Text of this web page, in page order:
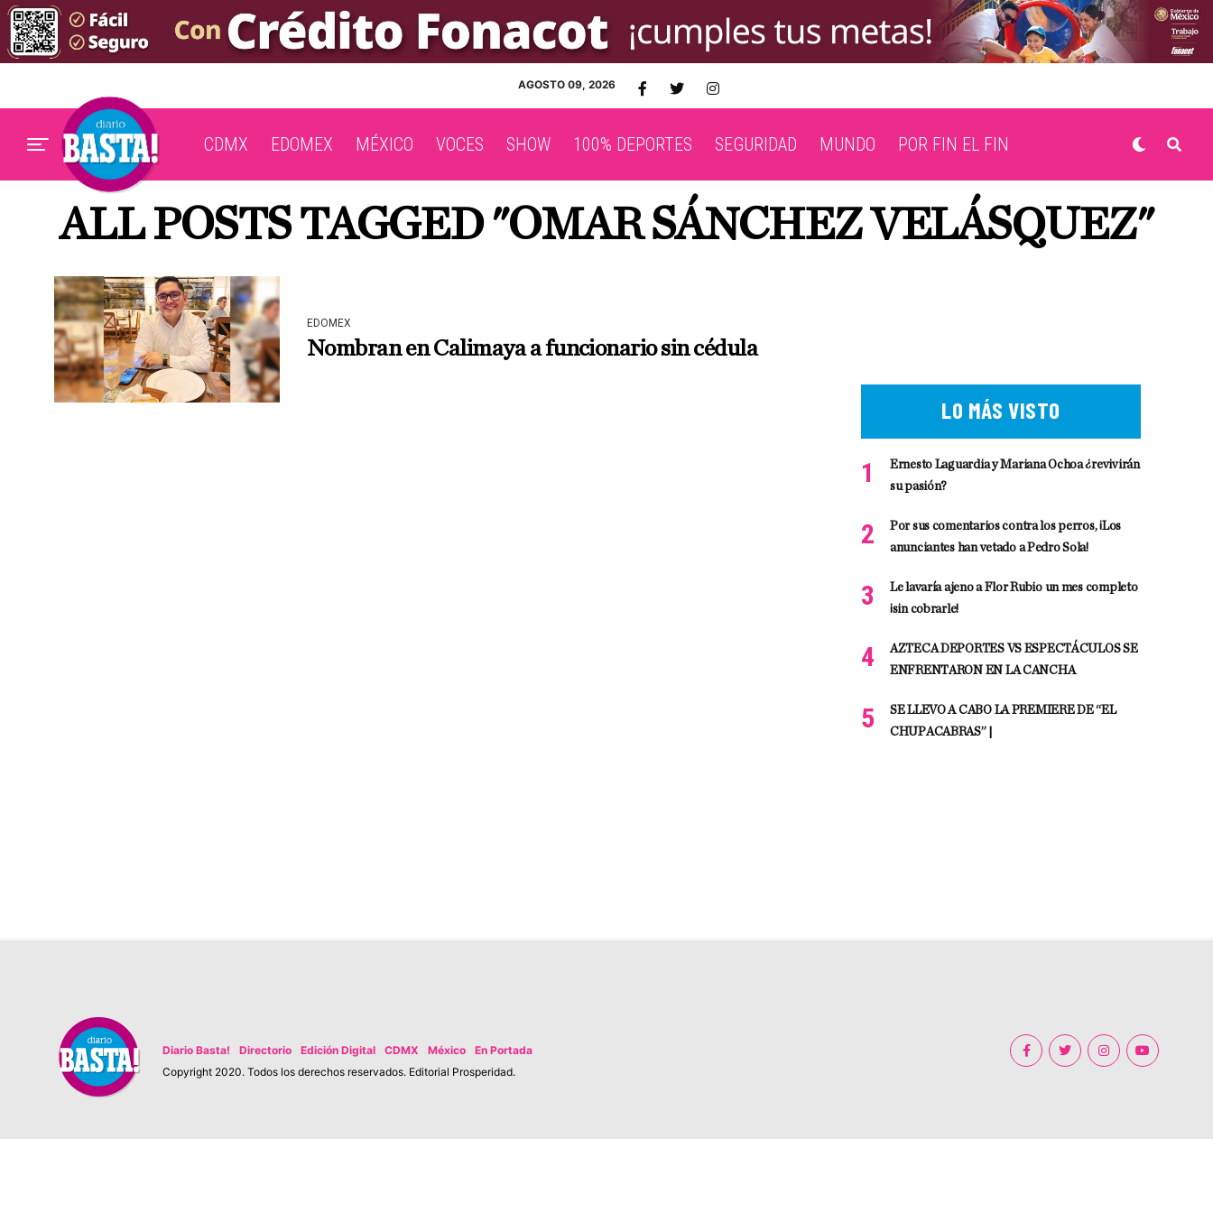
AGOSTO 09, 2026
CDMX EDOMEX MÉXICO VOCES SHOW 100% DEPORTES SEGURIDAD MUNDO POR FIN EL FIN
ALL POSTS TAGGED "OMAR SÁNCHEZ VELÁSQUEZ"
EDOMEX
Nombran en Calimaya a funcionario sin cédula
LO MÁS VISTO
Ernesto Laguardia y Mariana Ochoa ¿revivirán
su pasión?
Por sus comentarios contra los perros, ¡Los
anunciantes han vetado a Pedro Sola!
Le lavaría ajeno a Flor Rubio un mes completo
¡sin cobrarle!
AZTECA DEPORTES VS ESPECTÁCULOS SE
ENFRENTARON EN LA CANCHA
SE LLEVO A CABO LA PREMIERE DE “EL
CHUPACABRAS” |
Diario Basta! Directorio Edición Digital CDMX México
En Portada
Copyright 2020. Todos los derechos reservados. Editorial Prosperidad.